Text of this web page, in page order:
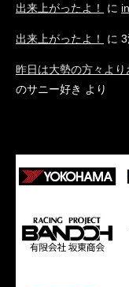
出来上がったよ！ に
出来上がったよ！ に
昨日は大勢の方々より
のサニー好き より